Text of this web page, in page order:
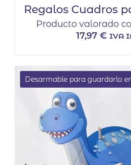
Regalos Cuadros
Producto valorado
17,97 € IVA
EN OFERTA
Desarmable para guardarlo